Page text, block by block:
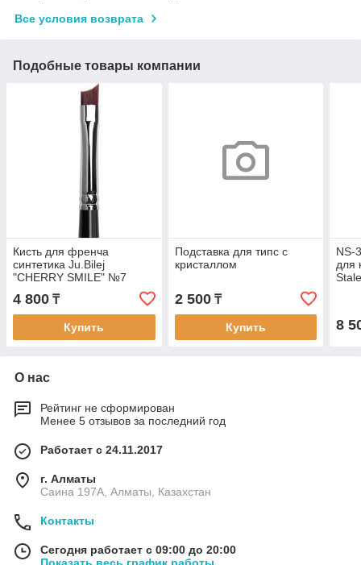
Все условия возврата
Подобные товары компании
Кисть для френча
синтетика Ju.Bilej
"CHERRY SMILE" №7
4 800 ₸
Купить
Подставка для типс с
кристаллом
2 500₸
Купить
NS-
для
8
О нас
Рейтинг не сформирован
Менее 5 отзывов за последний год
Работает с 24.11.2017
г. Алматы
Саина 197А, Алматы, Казахстан
Контакты
Сегодня работает с 09:00 до 20:00